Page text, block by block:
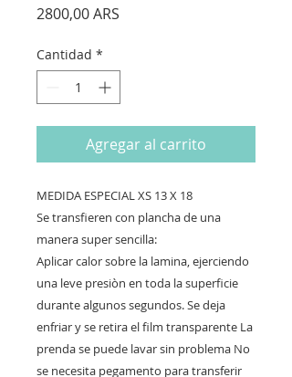
2800,00 ARS
Cantidad *
Agregar al carrito
MEDIDA ESPECIAL XS 13 X 18
Se transfieren con plancha de una
manera super sencilla:
Aplicar calor sobre la lamina, ejerciendo
una leve presiòn en toda la superficie
durante algunos segundos. Se deja
enfriar y se retira el film transparente La
prenda se puede lavar sin problema No
se necesita pegamento para transferir